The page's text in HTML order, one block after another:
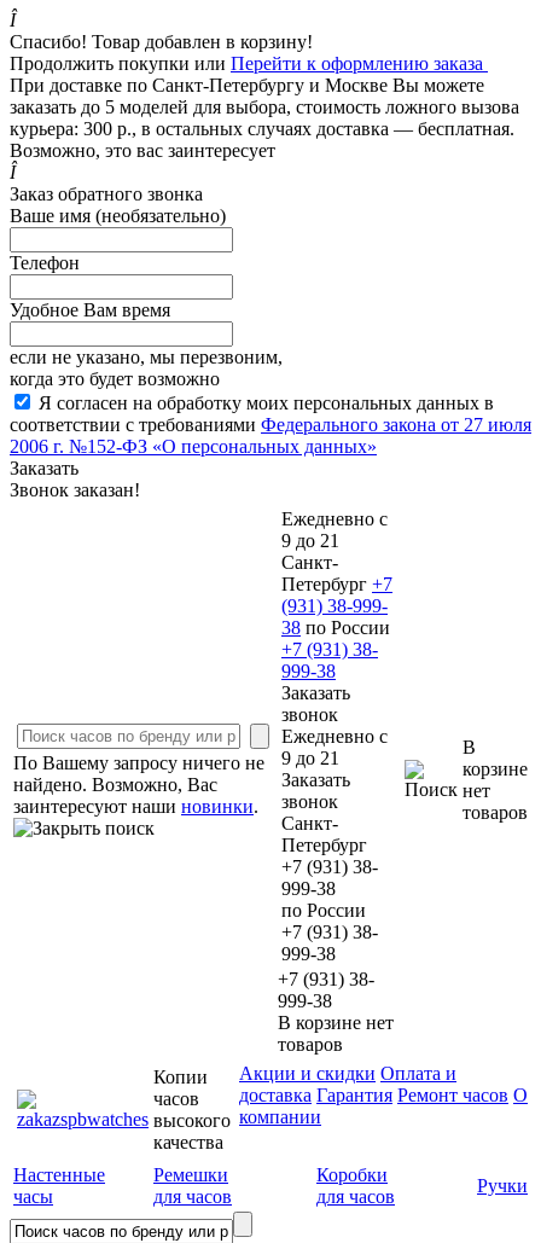
Î
Спасибо! Товар добавлен в корзину!
Продолжить покупки или Перейти к оформлению заказа
При доставке по Санкт-Петербургу и Москве Вы можете
заказать до 5 моделей для выбора, стоимость ложного вызова
курьера: 300 р., в остальных случаях доставка — бесплатная.
Возможно, это вас заинтересует
Î
Заказ обратного звонка
Ваше имя (необязательно)
Телефон
Удобное Вам время
если не указано, мы перезвоним,
когда это будет возможно
Я согласен на обработку моих персональных данных в
соответствии с требованиями Федерального закона от 27 июля
2006 г. №152-ФЗ «О персональных данных»
Заказать
Звонок заказан!
По Вашему запросу ничего не
найдено. Возможно, Вас
заинтересуют наши новинки.
Ежедневно с
9 до 21
Cанкт-
Петербург +7
(931) 38-999-
38 по России
+7 (931) 38-
999-38
Заказать
звонок
Ежедневно с
9 до 21
Заказать
звонок
Cанкт-
Петербург
+7 (931) 38-
999-38
по России
+7 (931) 38-
999-38
+7 (931) 38-
999-38
В корзине нет
товаров
В
корзине
нет
товаров
Копии
часов
высокого
качества
Акции и скидки Оплата и
доставка Гарантия Ремонт часов О
компании
Настенные
часы
Ремешки
для часов
Коробки
для часов
Ручки